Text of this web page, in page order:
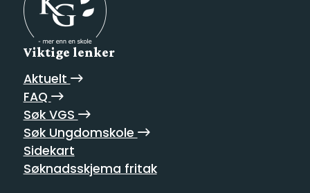
Viktige lenker
Aktuelt
FAQ
Søk VGS
Søk Ungdomskole
Sidekart
Søknadsskjema fritak